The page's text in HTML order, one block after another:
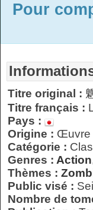
Pour
Titre original :
Titre français :
Pays :
Origine : Œuvre
Catégorie :
Genres : Action
Thèmes :
Public visé :
Nombre de